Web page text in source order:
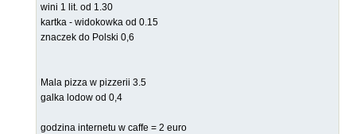
wini 1 lit. od 1.30
kartka - widokowka od 0.15
znaczek do Polski 0,6
Mala pizza w pizzerii 3.5
galka lodow od 0,4
godzina internetu w caffe = 2 euro